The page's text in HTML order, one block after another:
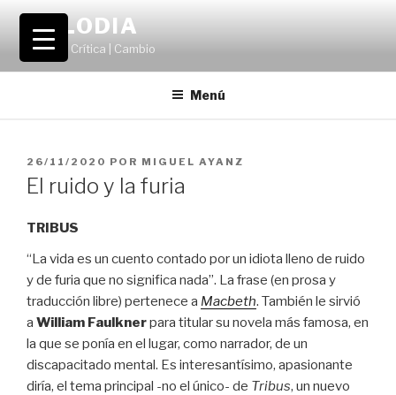
Saltar
contenido
VOLODIA
Teatro | Crítica | Cambio
Menú
PUBLICADO
EL
26/11/2020 POR MIGUEL AYANZ
El ruido y la furia
TRIBUS
“La vida es un cuento contado por un idiota lleno de ruido
y de furia que no significa nada”. La frase (en prosa y
traducción libre) pertenece a Macbeth. También le sirvió
a William Faulknerpara titular su novela más famosa, en
la que se ponía en el lugar, como narrador, de un
discapacitado mental. Es interesantísimo, apasionante
diría, el tema principal -no el único- de Tribus, un nuevo